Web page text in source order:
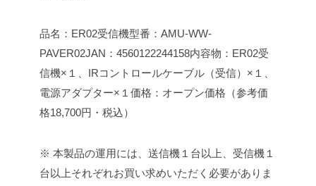
品名：ER02受信機型番：AMU-WW-
PAVER02JAN：4560122244158内容物：ER02受
信機×１、IRコントロールケーブル（受信）×１、
電源アダプター×１ 価格：オープン価格（参考価
格18,700円・税込）
※ 本製品の運用には、送信機１台以上、受信機１
台以上それぞれお買い求めいただく必要がありま